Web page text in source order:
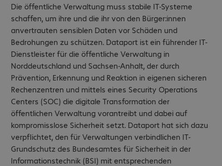
Die öffentliche Verwaltung muss stabile IT-Systeme
schaffen, um ihre und die ihr von den Bürger:innen
anvertrauten sensiblen Daten vor Schäden und
Bedrohungen zu schützen. Dataport ist ein führender IT-
Dienstleister für die öffentliche Verwaltung in
Norddeutschland und Sachsen-Anhalt, der durch
Prävention, Erkennung und Reaktion in eigenen sicheren
Rechenzentren und mittels eines Security Operations
Centers (SOC) die digitale Transformation der
öffentlichen Verwaltung vorantreibt und dabei auf
kompromisslose Sicherheit setzt. Dataport hat sich dazu
verpflichtet, den für Verwaltungen verbindlichen IT-
Grundschutz des Bundesamtes für Sicherheit in der
Informationstechnik (BSI) mit entsprechenden